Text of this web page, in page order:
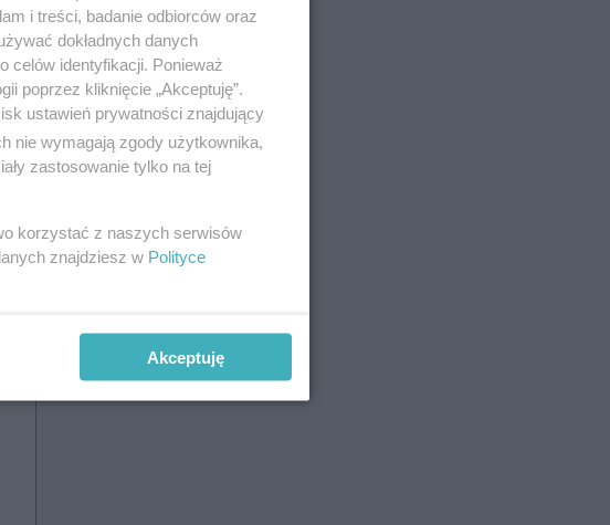
i treści, badanie odbiorców oraz
dokładnych danych
celów identyfikacji. Ponieważ
poprzez kliknięcie „Akceptuję”.
ustawień prywatności znajdujący
nie wymagają zgody użytkownika,
zastosowanie tylko na tej
korzystać z naszych serwisów
znajdziesz w Polityce
Akceptuję